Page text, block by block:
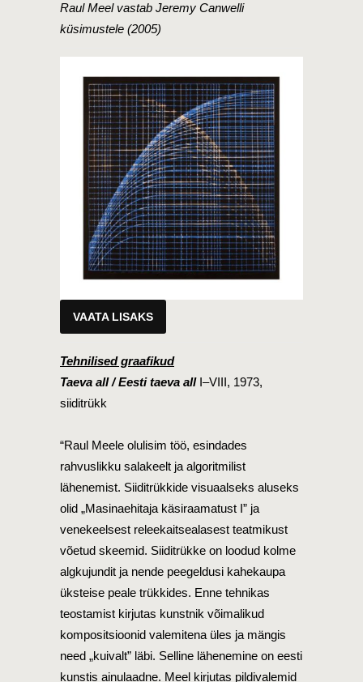
Raul Meel vastab Jeremy Canwelli
küsimustele (2005)
VAATA LISAKS
Tehnilised graafikud
Taeva all / Eesti taeva allI–VIII, 1973,
siiditrükk
“Raul Meele olulisim töö, esindades
rahvuslikku salakeelt ja algoritmilist
lähenemist. Siiditrükkide visuaalseks aluseks
olid „Masinaehitaja käsiraamatust I” ja
venekeelsest releekaitsealasest teatmikust
võetud skeemid. Siiditrükke on loodud kolme
algkujundit ja nende peegeldusi kahekaupa
üksteise peale trükkides. Enne tehnikas
teostamist kirjutas kunstnik võimalikud
kompositsioonid valemitena üles ja mängis
need „kuivalt” läbi. Selline lähenemine on eesti
kunstis ainulaadne. Meel kirjutas pildivalemid